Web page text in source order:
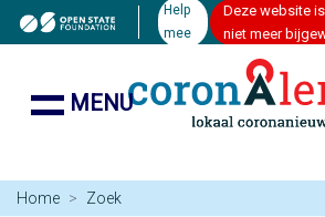
Help
mee
Deze website
niet meer
MENU
Home Zoek